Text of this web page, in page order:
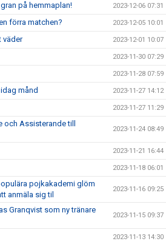
på hemmaplan! 2023-12-06 07:31
förra matchen? 2023-12-05 10:01
väder 2023-12-01 10:07
2023-11-30 07:29
2023-11-28 07:59
månd 2023-11-27 14:12
2023-11-27 11:29
och Assisterande till
2023-11-24 08:49
2023-11-21 16:44
2023-11-18 06:01
pojkakademi glöm
anmäla sig til
2023-11-16 09:25
Granqvist som ny tränare
2023-11-15 09:37
2023-11-13 14:30